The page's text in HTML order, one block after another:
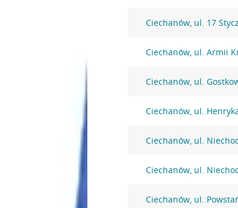
Ciechanów, ul. 17
Ciechanów, ul. Armii
Ciechanów, ul.
Ciechanów, ul.
Ciechanów, ul.
Ciechanów, ul.
Ciechanów, ul.